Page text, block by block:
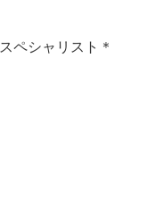
ペシャリスト＊